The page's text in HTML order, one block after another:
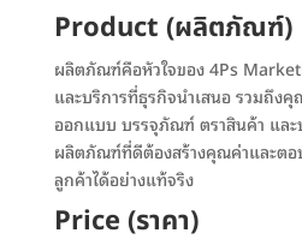
Product (ผลิตภัณฑ์)
ผลิตภัณฑ์คือหัวใจของ 4Ps
และบริการที่ธุรกิจนำเสนอ รวมถึ
ออกแบบ บรรจุภัณฑ์ ตราสินค้า และ
ผลิตภัณฑ์ที่ดีต้องสร้างคุณค่าและตอ
ลูกค้าได้อย่างแท้จริง
Price (ราคา)